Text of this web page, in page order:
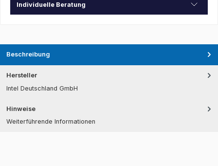
Individuelle Beratung
Beschreibung
Hersteller
Intel Deutschland GmbH
Hinweise
Weiterführende Informationen